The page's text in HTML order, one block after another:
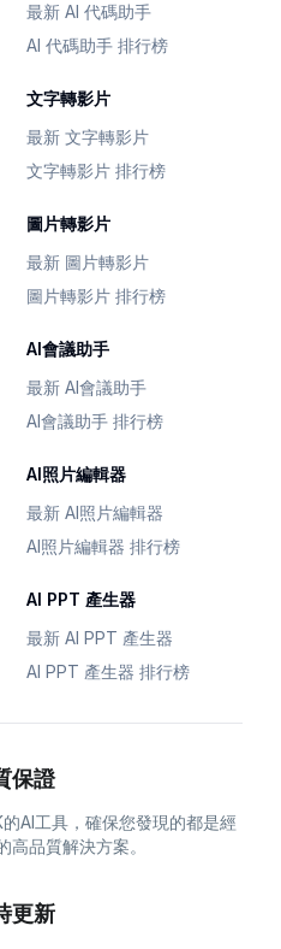
最新 AI 代碼助手
AI 代碼助手 排行榜
文字轉影片
最新 文字轉影片
文字轉影片 排行榜
圖片轉影片
最新 圖片轉影片
圖片轉影片 排行榜
AI會議助手
最新 AI會議助手
AI會議助手 排行榜
AI照片編輯器
最新 AI照片編輯器
AI照片編輯器 排行榜
AI PPT 產生器
最新 AI PPT 產生器
AI PPT 產生器 排行榜
保證
AI工具，確保您發現的都是經
高品質解決方案。
更新